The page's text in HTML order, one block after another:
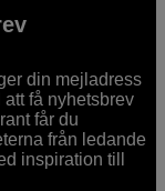
din mejladress
få nyhetsbrev
får du
från ledande
inspiration till